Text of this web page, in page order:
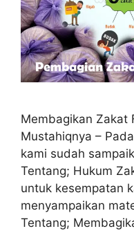
Membagikan Zakat
Mustahiqnya –
kami sudah
Tentang; Hukum
untuk kesempatan
menyampaikan
Tentang;